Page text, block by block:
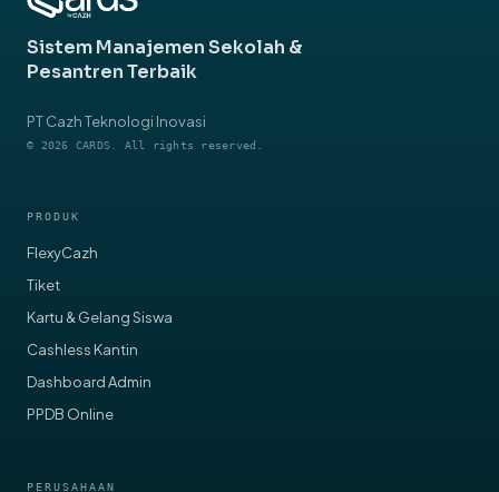
Sistem Manajemen Sekolah &
Pesantren Terbaik
PT Cazh Teknologi Inovasi
© 2026 CARDS. All rights reserved.
PRODUK
FlexyCazh
Tiket
Kartu & Gelang Siswa
Cashless Kantin
Dashboard Admin
PPDB Online
PERUSAHAAN